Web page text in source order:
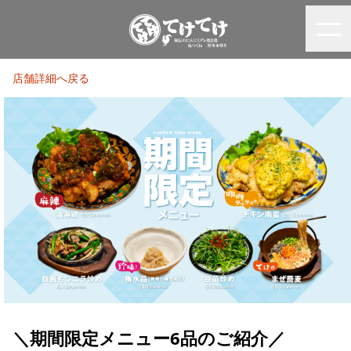
店舗詳細へ戻る
＼期間限定メニュー6品のご紹介／